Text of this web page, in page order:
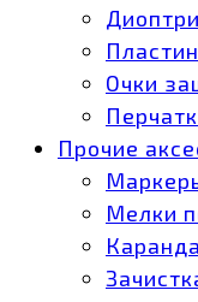
Очки
Прочие
Мелки